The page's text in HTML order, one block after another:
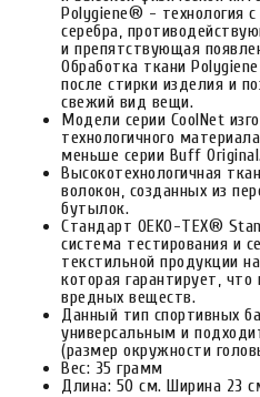
Polygiene® - технология
серебра,
и препятствующая
Обработка ткани
после стирки изделия и
свежий вид вещи.
Модели серии CoolNet
технологичного
меньше серии Buff
Высокотехнологичная
волокон, созданных из
бутылок.
Стандарт OEKO-TEX®
система тестирования и
текстильной продукции
которая гарантирует,
вредных веществ.
Данный тип спортивных
универсальным и
(размер окружности
Вес: 35 грамм
Длина: 50 см. Ширина 23